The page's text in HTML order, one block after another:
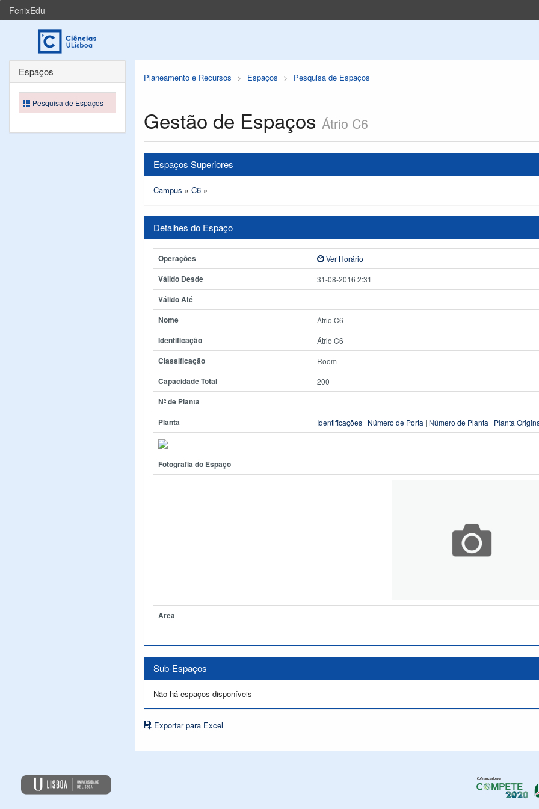
FenixEdu
Planeamento e Recursos Espaços Pesquisa de Espaços
Gestão de Espaços Átrio C6
Espaços Superiores
Campus » C6 »
Detalhes do Espaço
Operações Ver Horário
Válido Desde 31-08-2016 2:31
Válido Até
Nome
Átrio C6
Identificação Átrio C6
Classificação Room
Capacidade Total 200
Nº de Planta
Planta
Identificações | Número de Porta | Número de Planta | Planta
Fotografia do Espaço
Àrea
Sub-Espaços
Não há espaços disponíveis
Exportar para Excel
Espaços
Pesquisa de Espaços